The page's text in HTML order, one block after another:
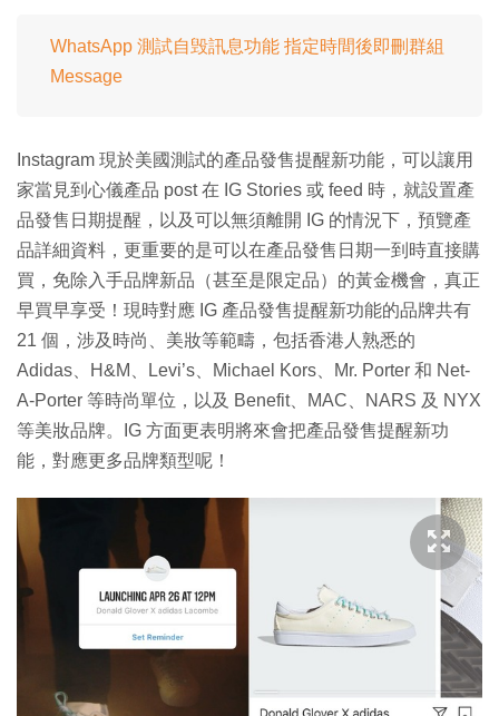
WhatsApp 測試自毁訊息功能 指定時間後即刪群組
Message
Instagram 現於美國測試的產品發售提醒新功能，可以讓用
家當見到心儀產品 post 在 IG Stories 或 feed 時，就設置產
品發售日期提醒，以及可以無須離開 IG 的情況下，預覽產
品詳細資料，更重要的是可以在產品發售日期一到時直接購
買，免除入手品牌新品（甚至是限定品）的黃金機會，真正
早買早享受！現時對應 IG 產品發售提醒新功能的品牌共有
21 個，涉及時尚、美妝等範疇，包括香港人熟悉的
Adidas、H&M、Levi’s、Michael Kors、Mr. Porter 和 Net-
A-Porter 等時尚單位，以及 Benefit、MAC、NARS 及 NYX
等美妝品牌。IG 方面更表明將來會把產品發售提醒新功
能，對應更多品牌類型呢！